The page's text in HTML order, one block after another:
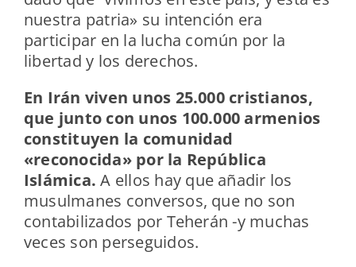
nuestra patria» su intención era
participar en la lucha común por la
libertad y los derechos.
En Irán viven unos 25.000 cristianos,
que junto con unos 100.000 armenios
constituyen la comunidad
«reconocida» por la República
Islámica. A ellos hay que añadir los
musulmanes conversos, que no son
contabilizados por Teherán -y muchas
veces son perseguidos.